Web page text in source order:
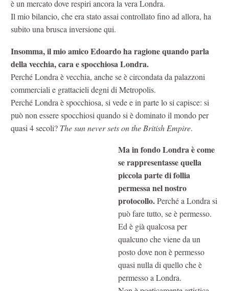
è un mercato dove respiri ancora la vera Londra.
Il mio bilancio, che era stato assai controllato fino ad allora, ha
subito una brusca inversione qui.
Insomma, il mio amico Edoardo ha ragione quando parla
della vecchia, cara e spocchiosa Londra.
Perché Londra è vecchia, anche se è circondata da palazzoni
commerciali e grattacieli degni di Metropolis.
Perché Londra è spocchiosa, si vede e in parte lo si capisce: si
può non essere spocchiosi quando si è dominato il mondo per
quasi 4 secoli? The sun never sets on the British Empire.
Ma in fondo Londra è come
se rappresentasse quella
piccola parte di follia
permessa nel nostro
protocollo.Perché a Londra si
può fare tutto, se è permesso.
Ed è già qualcosa per
qualcuno che viene da un
posto dove non è permesso
quasi nulla di quello che è
permesso a Londra.